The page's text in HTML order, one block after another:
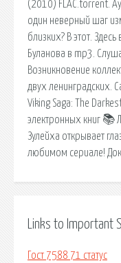
(2010) FLAC.torrent.
один неверный шаг
близких? В этот.
Буланова в mp3.
Возникновение
двух ленинградских.
Viking Saga: The
электронных книг 📚
Зулейха открывает
любимом сериале!
Links to Important
Гост 7588 71 статус